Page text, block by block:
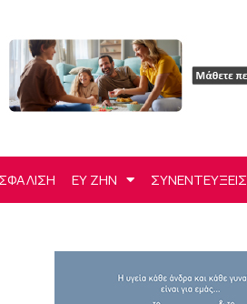
ΕΥ ΖΗΝ ΣΥΝΕΝΤΕΥΞΕΙΣ